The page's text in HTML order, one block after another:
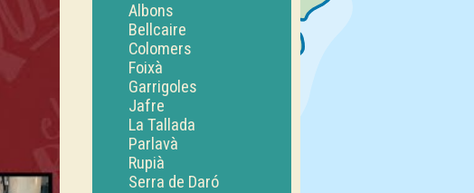
Albons
Bellcaire
Colomers
Foixà
Garrigoles
Jafre
La Tallada
Parlavà
Rupià
Serra de Daró